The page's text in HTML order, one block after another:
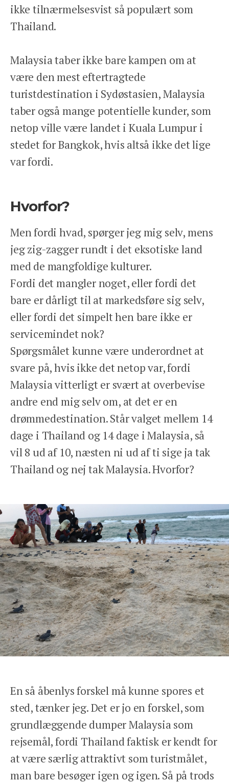
ikke tilnærmelsesvist så populært som
Thailand.
Malaysia taber ikke bare kampen om at
være den mest eftertragtede
turistdestination i Sydøstasien, Malaysia
taber også mange potentielle kunder, som
netop ville være landet i Kuala Lumpur i
stedet for Bangkok, hvis altså ikke det lige
var fordi.
Hvorfor?
Men fordi hvad, spørger jeg mig selv, mens
jeg zig-zagger rundt i det eksotiske land
med de mangfoldige kulturer.
Fordi det mangler noget, eller fordi det
bare er dårligt til at markedsføre sig selv,
eller fordi det simpelt hen bare ikke er
servicemindet nok?
Spørgsmålet kunne være underordnet at
svare på, hvis ikke det netop var, fordi
Malaysia vitterligt er svært at overbevise
andre end mig selv om, at det er en
drømmedestination. Står valget mellem 14
dage i Thailand og 14 dage i Malaysia, så
vil 8 ud af 10, næsten ni ud af ti sige ja tak
Thailand og nej tak Malaysia. Hvorfor?
En så åbenlys forskel må kunne spores et
sted, tænker jeg. Det er jo en forskel, som
grundlæggende dumper Malaysia som
rejsemål, fordi Thailand faktisk er kendt for
at være særlig attraktivt som turistmålet,
man bare besøger igen og igen. Så på trods